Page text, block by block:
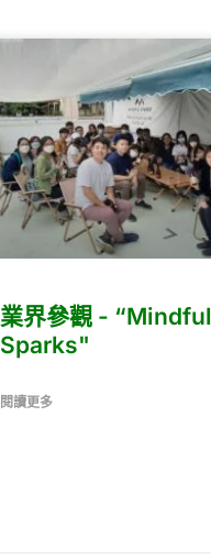
業界參觀 - “Mindful
Sparks"
閱讀更多